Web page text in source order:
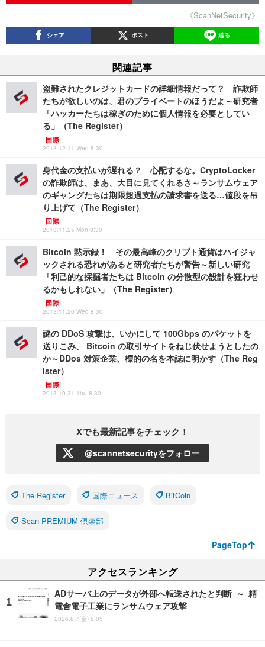
《ScanNetSecurity》
シェア ポスト 送る
関連記事
盗難されたクレジットカードの詳細情報だって？ 詐欺師
たちが欲しいのは、君のプライベートのほうだよ～研究者
「ハッカーたちは稼ぎのために個人情報を必要としてい
る」（The Register）
国際
2013.12.11 Wed 8:30
身代金の支払いが遅れる？ 心配するな。CryptoLocker
の詐欺師は、まあ、大目に見てくれるさ～ランサムウェア
のギャングたちは期限超過支払の請求書を送る…値段を吊
り上げて（The Register）
国際
2013.11.25 Mon 8:30
Bitcoin 黙示録！ その最高峰のクリプト通貨はハイジャ
ックされる恐れがあると研究者たちが警告～新しい研究
「利己的な採掘者たちは Bitcoin の分散型の設計を狂わせ
るかもしれない」（The Register）
国際
2013.11.20 Wed 8:30
謎の DDoS 攻撃は、いかにして 100Gbps のパケットを
送りこみ、 Bitcoin の取引サイトをねじ伏せようとしたの
か～DDos 対策企業、標的の名を本誌に明かす（The Reg
ister）
国際
2013.10.31 Thu 8:30
Xでも最新記事をチェック！
@scannetsecurityをフォロー
The Register 国際ニュース BitCoin
Scan PREMIUM 倶楽部
PageTop
アクセスランキング
ADサーバ上のデータが外部へ転送されたと判断 ～ 精
電舎電子工業にランサムウェア攻撃
2026.8.7(金) 8:05